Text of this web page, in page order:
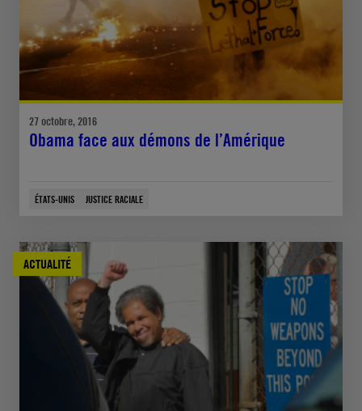
27 octobre, 2016
Obama face aux démons de l’Amérique
ÉTATS-UNIS JUSTICE RACIALE
ACTUALITÉ